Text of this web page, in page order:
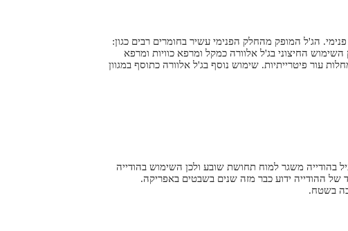
הג'ל המופק מהחלק הפנימי עשיר בחומרים רבים כגון:
החיצוני בג'ל אלוורה כמקל ומרפא כוויות ומרפא
עור פיטרייתיות. שימוש נוסף בג'ל אלוורה כתוסף במגוון
בהודייה משגר למוח תחושת שובע ולכן השימוש בהודייה
ההודייה ידוע כבר מזה שנים בשבטים באפריקה.
בשטח.